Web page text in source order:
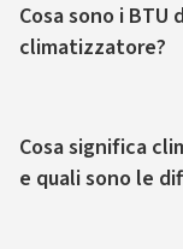
Cosa sono i
climatizzatore?
Cosa significa
e quali sono le